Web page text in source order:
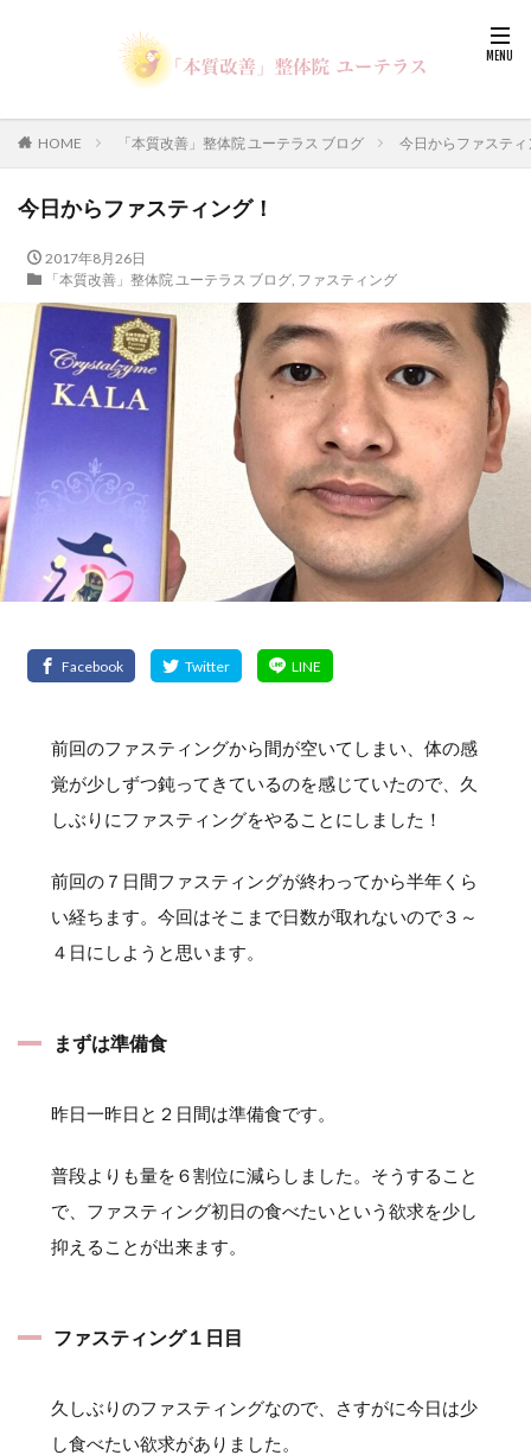
HOME 「本質改善」整体院 ユーテラス ブログ 今日からファスティ
今日からファスティング！
2017年8月26日
「本質改善」整体院 ユーテラス ブログ, ファスティング
前回のファスティングから間が空いてしまい、体の感
覚が少しずつ鈍ってきているのを感じていたので、久
しぶりにファスティングをやることにしました！
前回の７日間ファスティングが終わってから半年くら
い経ちます。今回はそこまで日数が取れないので３～
４日にしようと思います。
まずは準備食
昨日一昨日と２日間は準備食です。
普段よりも量を６割位に減らしました。そうすること
で、ファスティング初日の食べたいという欲求を少し
抑えることが出来ます。
ファスティング１日目
久しぶりのファスティングなので、さすがに今日は少
し食べたい欲求がありました。